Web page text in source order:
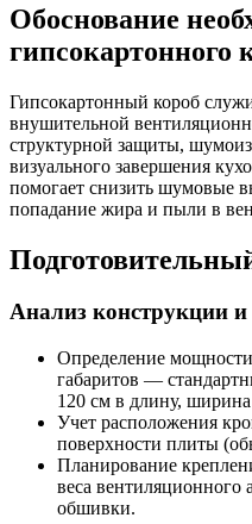
Обоснование
гипсокартонного
Гипсокартонный короб
внушительной
структурной защиты,
визуального завершения
помогает снизить шумовые
попадание жира и пыли в
Анализ конструкции
Определение
габаритов —
120 см в длину,
Учет расположения
поверхности плиты
Планирование
веса вентиляционного
обшивки.